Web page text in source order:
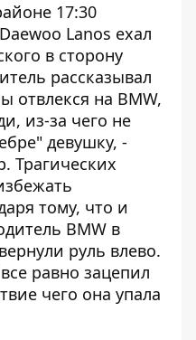
17:30
Lanos ехал
в сторону
рассказывал
отвлекся на BMW,
из-за чего не
девушку, -
. Трагических
тому, что и
BMW в
руль влево.
равно зацепил
чего она упала